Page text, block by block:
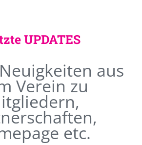
UPDATES
aus
Verein zu
etc.